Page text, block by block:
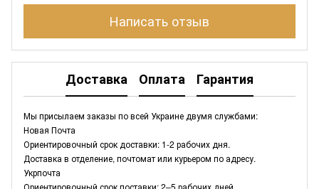
Написать отзыв
Доставка Оплата Гарантия
Мы присылаем заказы по всей Украине двумя службами:
Новая Почта
Ориентировочный срок доставки: 1-2 рабочих дня.
Доставка в отделение, почтомат или курьером по адресу.
Укрпочта
Ориентировочный срок поставки: 2–5 рабочих дней.